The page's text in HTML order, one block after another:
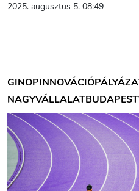
2025. augusztus 5. 08:49
GINOPINNOVÁCIÓ
NAGYVÁLLALATBUDAPEST